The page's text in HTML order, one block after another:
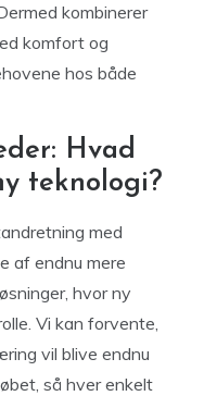
kombinerer
komfort og
hos både
Hvad
teknologi?
med
af endnu mere
hvor ny
Vi kan forvente,
vil blive endnu
så hver enkelt